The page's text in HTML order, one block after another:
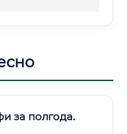
за полгода.